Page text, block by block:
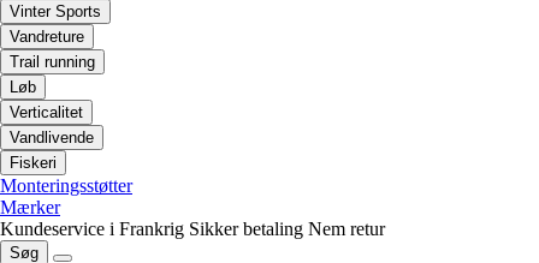
Vinter Sports
Vandreture
Trail running
Løb
Verticalitet
Vandlivende
Fiskeri
Monteringsstøtter
Mærker
Kundeservice i Frankrig Sikker betaling Nem retur
Søg